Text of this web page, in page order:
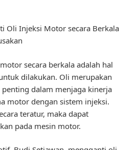
Oli Injeksi Motor secara Berkala
secara berkala adalah hal
dilakukan. Oli merupakan
dalam menjaga kinerja
motor dengan sistem injeksi.
teratur, maka dapat
pada mesin motor.